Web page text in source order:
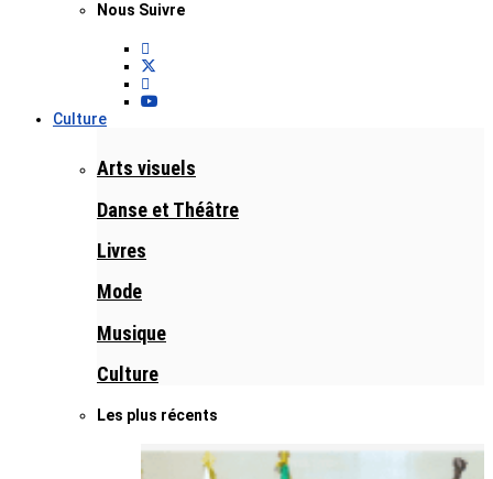
Nous Suivre
Culture
Arts visuels
Danse et Théâtre
Livres
Mode
Musique
Culture
Les plus récents